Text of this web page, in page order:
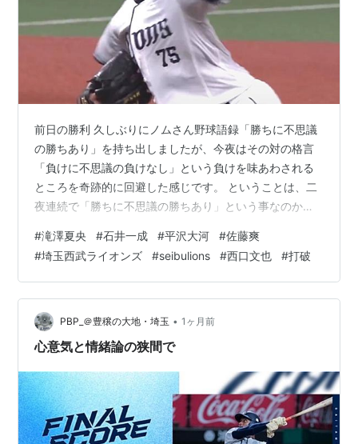
前日の勝利 久しぶりにノムさん野球語録「勝ちに不思議
の勝ちあり」を持ち出しましたが、今夜はその対の格言
「負けに不思議の負けなし」という負けを味あわされる
ところを奇跡的に回避した感じです。 ということは、二
夜連続で「勝ちに不思議の勝ちあり」という事なのかも
というテーゼから掘り起こしたい今日のイケてないニシ
グチ采配かと。。。(負けてないんだけど) まぁ、何はと
もあれ、デーゲームでソフバンさんが負けた今日。どん
な形であれ、勝ってゲーム差を縮めるのが至上命題。 ナ
ントカそれを果たせたのは、FA戦士をはじめとする選手
達の活躍が、クエスチョナブルなベンチワ…
#滝澤夏央 #石井一成 #平沢大河 #佐藤爽
#埼玉西武ライオンズ #seibulions #西口文也 #打破
PBP_＠豊穣の大地・埼玉 • 1ヶ月前
心意気と情緒論の狭間で